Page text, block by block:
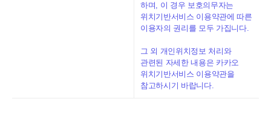
하며, 이 경우 보호의무자는
위치기반서비스 이용약관에 따른
이용자의 권리를 모두 가집니다.
그 외 개인위치정보 처리와
관련된 자세한 내용은 카카오
위치기반서비스 이용약관을
참고하시기 바랍니다.